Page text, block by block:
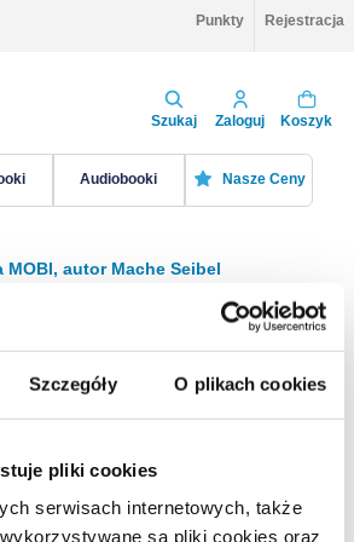
Szczegóły O plikach cookies
pliki cookies
serwisach internetowych, także
są pliki cookies oraz
Punkty Rejestracja
Szukaj Zaloguj Koszyk
Audiobooki Nasze Ceny
MOBI, autor Mache Seibel
Sortuj
Na stronie